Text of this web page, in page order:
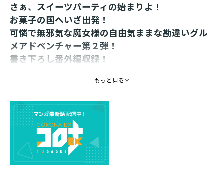
さぁ、スイーツパーティの始まりよ！
お菓子の国へいざ出発！
可憐で無邪気な魔女様の自由気ままな勘違いグル
メアドベンチャー第２弾！
書き下ろし番外編収録！
世界中の美味しいご飯を求めて旅をする転生魔女マリィ
捜索へ向かう。
もちろんエゴイストのマリィには人命なんて興味もな
い。その心中は幻の果実を使ったスイーツただ一色の
すると、砂糖のモンスターやクッキー人形、チョコレー
トの農園など、一連の事件は嫉妬の魔女マーサの仕業と
もっと見る